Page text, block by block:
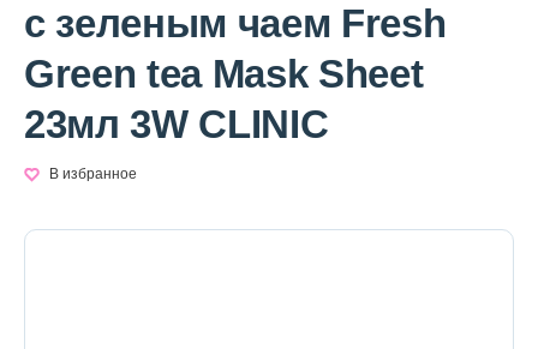
*OVERSTOCK -30%
Уход за лицом
с зеленым чаем Fresh
Green tea Mask Sheet
23мл 3W CLINIC
В избранное